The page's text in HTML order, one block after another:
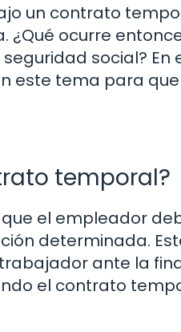
un contrato
¿Qué ocurre
social? En
este tema para
temporal?
el empleador
determinada.
ante la
el contrato